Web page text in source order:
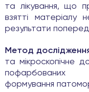
та лікування, що
взятті матеріалу
результати
Метод
та мікроскопічне
пофарбованих
формування